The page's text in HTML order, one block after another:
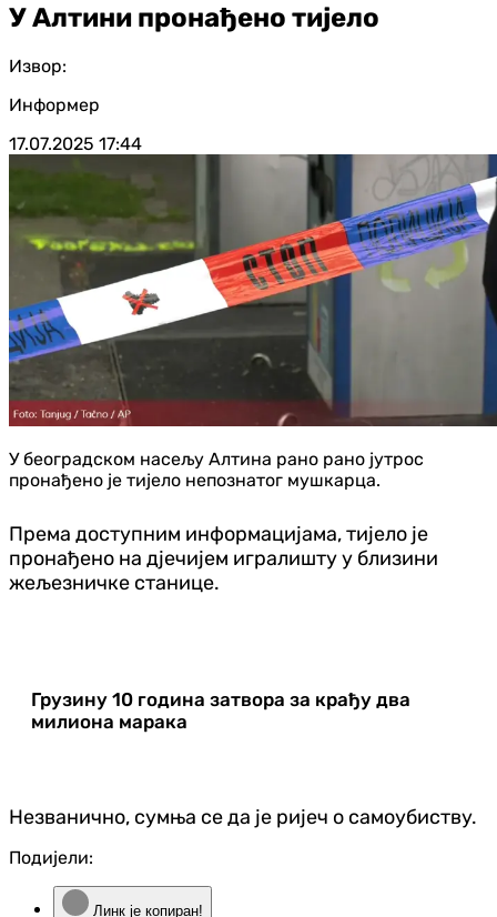
У Алтини пронађено тијело
Извор:
Информер
17.07.2025 17:44
У београдском насељу Алтина рано рано јутрос
пронађено је тијело непознатог мушкарца.
Према доступним информацијама, тијело је
пронађено на дјечијем игралишту у близини
жељезничке станице.
Грузину 10 година затвора за крађу два
милиона марака
Незванично, сумња се да је ријеч о самоубиству.
Подијели:
Линк је копиран!